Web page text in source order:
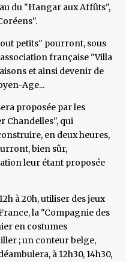
du "Hangar aux Affûts",
petits" pourront, sous
française "Villa
et ainsi devenir de
Age...
proposée par les
Chandelles", qui
en deux heures,
bien sûr,
leur étant proposée
à 20h, utiliser des jeux
la "Compagnie des
en costumes
; un conteur belge,
à 12h30, 14h30,